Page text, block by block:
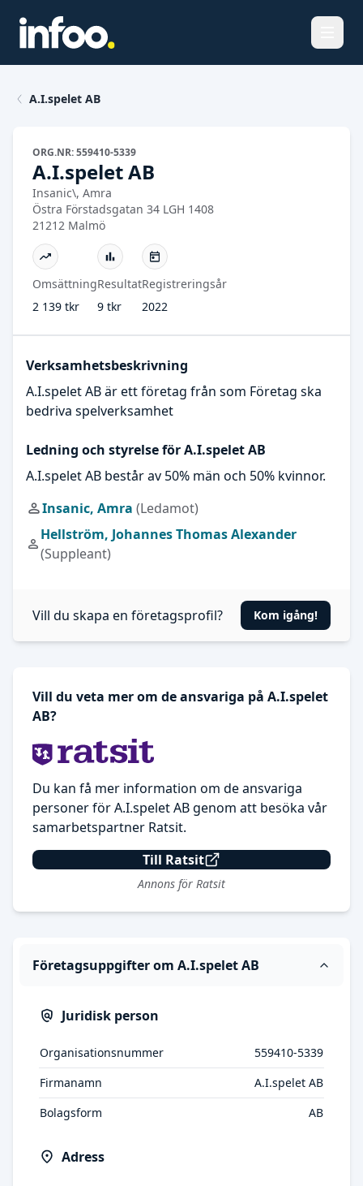
A.I.spelet AB
ORG.NR: 559410-5339
A.I.spelet AB
Insanic\, Amra
Östra Förstadsgatan 34 LGH 1408
21212 Malmö
Omsättning
2 139 tkr
Resultat
9 tkr
Registreringsår
2022
Verksamhetsbeskrivning
A.I.spelet AB är ett företag från som Företag ska
bedriva spelverksamhet
Ledning och styrelse för A.I.spelet AB
A.I.spelet AB består av 50% män och 50% kvinnor.
Insanic, Amra (Ledamot)
Hellström, Johannes Thomas Alexander
(Suppleant)
Vill du skapa en företagsprofil? Kom igång!
Vill du veta mer om de ansvariga på A.I.spelet
AB?
Du kan få mer information om de ansvariga
personer för A.I.spelet AB genom att besöka vår
samarbetspartner Ratsit.
Till Ratsit
Annons för Ratsit
Företagsuppgifter om A.I.spelet AB
Juridisk person
Organisationsnummer
559410-5339
Firmanamn
A.I.spelet AB
Bolagsform
AB
Adress